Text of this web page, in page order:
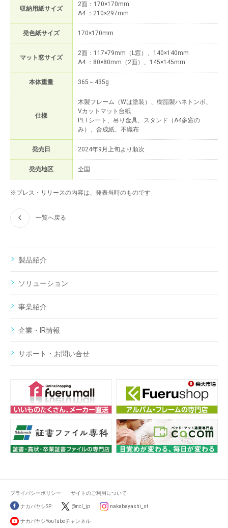
収納用紙サイズ
2面：170×170mm
A4 ：210×297mm
発色紙サイズ 170×170mm
マット窓サイズ
2面：117×79mm（L窓）、140×140mm
A4 ：80×80mm（2面）、145×145mm
本体重量 365～435g
仕様
木製フレーム（Wは塗装）、樹脂製ハネトンボ、
Vカットマット台紙
PETシート、吊り金具、スタンド（A4多窓の
み）、合成紙、不織布
発売日 2024年9月上旬より順次
発売地区 全国
※プレス・リリースの内容は、発表当時のものです
一覧へ戻る
製品紹介
ソリューション
事業紹介
企業・IR情報
サポート・お問い合せ
プライバシーポリシー サイトのご利用について
ナカバヤシSP @ncl_jp nakabayashi_st
ナカバヤシYouTubeチャンネル